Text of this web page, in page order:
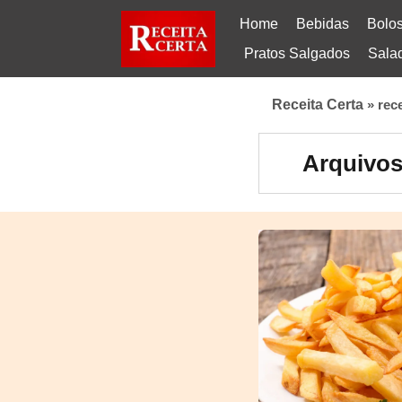
Home Bebidas
Pratos Salgados
Receita Certa »